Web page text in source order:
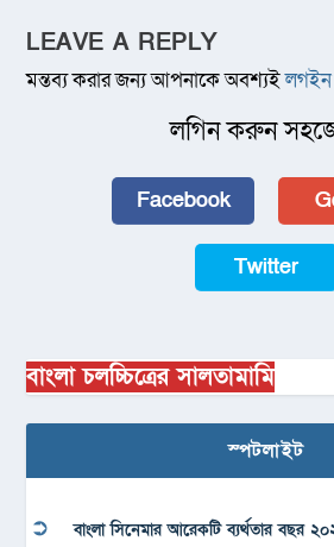
LEAVE A REPLY
মন্তব্য করার জন্য আপনাকে অবশ্যইলগইন
লগিন করুন
Facebook
Twitter
বাংলা চলচ্চিত্রের সালতামামি
স্পটলাইট
বাংলা সিনেমার আরেকটি ব্যর্থতার বছর